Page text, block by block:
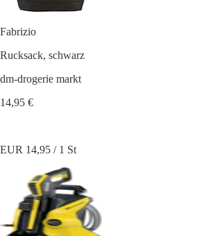
Fabrizio
Rucksack, schwarz
dm-drogerie markt
14,95 €
EUR 14,95 / 1 St